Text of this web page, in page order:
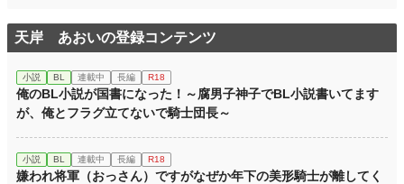
天岸 あおいの登録コンテンツ
小説 BL 連載中 長編 R18
俺のBL小説が国書になった！～腐男子神子でBL小説書いてます
が、俺とフラグ立てないで騎士団長～
小説 BL 連載中 長編 R18
嫌われ将軍（おっさん）ですがなぜか年下の美形騎士が離してく